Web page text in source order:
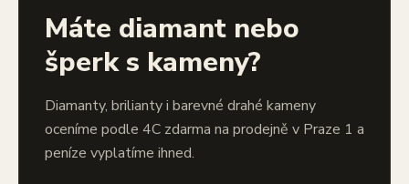
Máte diamant nebo
šperk s kameny?
Diamanty, brilianty i barevné drahé kameny
oceníme podle 4C zdarma na prodejně v Praze 1 a
peníze vyplatíme ihned.